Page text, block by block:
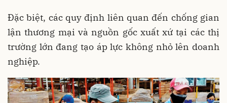
Đặc biệt, các quy định liên quan đến chống gian
lận thương mại và nguồn gốc xuất xứ tại các thị
trường lớn đang tạo áp lực không nhỏ lên doanh
nghiệp.